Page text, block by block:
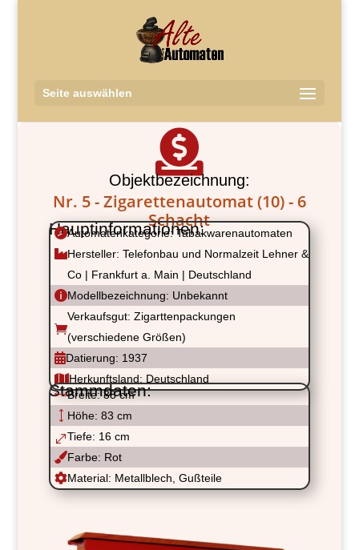
Seite auswählen

Objektbezeichnung:
Nr. 5 - Zigarettenautomat (10) - 6
Schacht
Hauptinformationen:
Automatenkategorie: Tabakwarenautomaten
Hersteller: Telefonbau und Normalzeit Lehner &
Co | Frankfurt a. Main | Deutschland
Modellbezeichnung: Unbekannt

Verkaufsgut: Zigarttenpackungen
(verschiedene Größen)
Datierung: 1937
 Herkunftsland: Deutschland
Stammdaten:
,Breite: 88 cm
) Höhe: 83 cm
.Tiefe: 16 cm
Farbe: Rot
Material: Metallblech, Gußteile